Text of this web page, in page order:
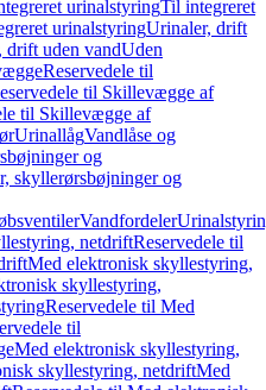
urinalstyringTil integreret
urinalstyringUrinaler, drift
drift uden vandUden
Reservedele til
til Skillevægge af
til Skillevægge af
UrinallågVandlåse og
og
skyllerørsbøjninger og
Vandfordeler
netdriftReservedele til
Med elektronisk skyllestyring,
skyllestyring,
Reservedele til Med
til
Med elektronisk skyllestyring,
skyllestyring, netdriftMed